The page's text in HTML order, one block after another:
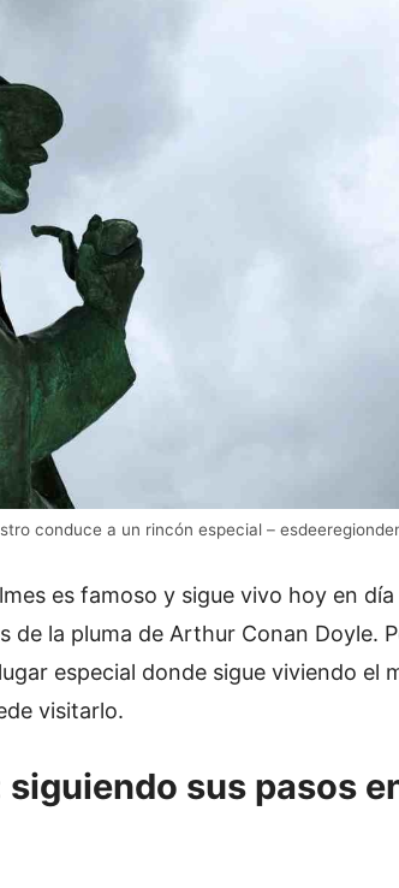
conduce a un rincón especial –
es famoso y sigue vivo hoy en
de la pluma de Arthur Conan Doyle.
especial donde sigue viviendo el
visitarlo.
sus pasos